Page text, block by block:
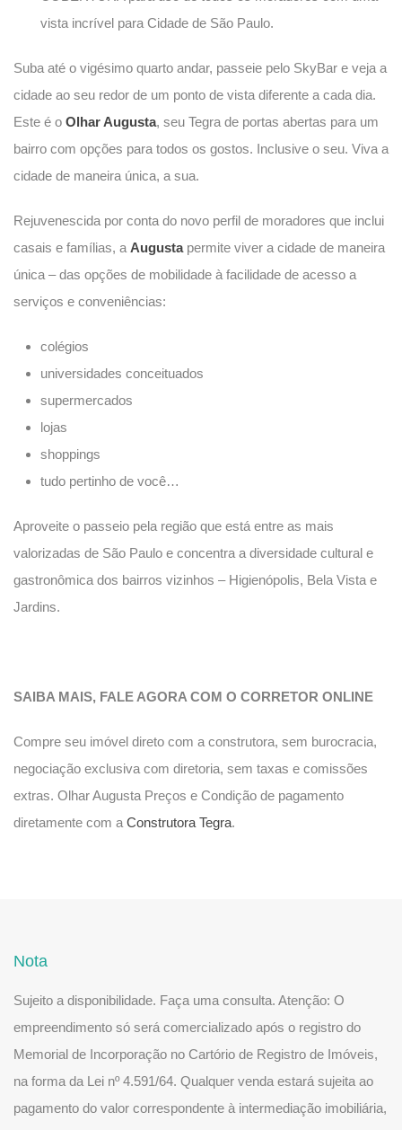
vista incrível para Cidade de São Paulo.
Suba até o vigésimo quarto andar, passeie pelo SkyBar e veja a
cidade ao seu redor de um ponto de vista diferente a cada dia.
Este é o Olhar Augusta, seu Tegra de portas abertas para um
bairro com opções para todos os gostos. Inclusive o seu. Viva a
cidade de maneira única, a sua.
Rejuvenescida por conta do novo perfil de moradores que inclui
casais e famílias, a Augustapermite viver a cidade de maneira
única – das opções de mobilidade à facilidade de acesso a
serviços e conveniências:
colégios
universidades conceituados
supermercados
lojas
shoppings
tudo pertinho de você…
Aproveite o passeio pela região que está entre as mais
valorizadas de São Paulo e concentra a diversidade cultural e
gastronômica dos bairros vizinhos – Higienópolis, Bela Vista e
Jardins.
SAIBA MAIS, FALE AGORA COM O CORRETOR ONLINE
Compre seu imóvel direto com a construtora, sem burocracia,
negociação exclusiva com diretoria, sem taxas e comissões
extras. Olhar Augusta Preços e Condição de pagamento
diretamente com a Construtora Tegra.
Nota
Sujeito a disponibilidade. Faça uma consulta. Atenção: O
empreendimento só será comercializado após o registro do
Memorial de Incorporação no Cartório de Registro de Imóveis,
na forma da Lei nº 4.591/64. Qualquer venda estará sujeita ao
pagamento do valor correspondente à intermediação imobiliária,